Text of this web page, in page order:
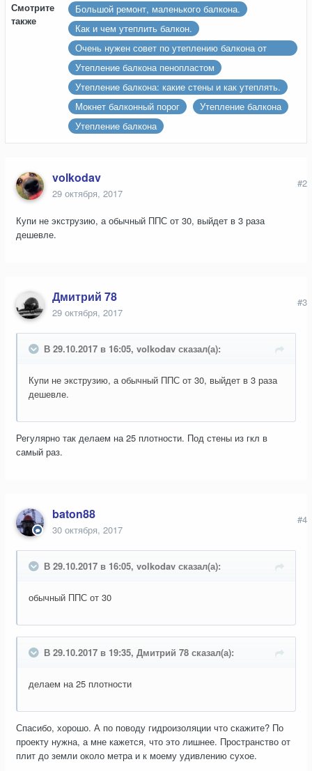
Смотрите
также
Большой ремонт, маленького балкона.
Как и чем утеплить балкон.
Очень нужен совет по утеплению балкона от
опытного человека.
Утепление балкона пенопластом
Утепление балкона: какие стены и как утеплять.
Мокнет балконный порог
Утепление балкона
Утепление балкона
volkodav
29 октября, 2017
#2
Купи не экструзию, а обычный ППС от 30, выйдет в 3 раза
дешевле.
Дмитрий 78
29 октября, 2017
#3
В 29.10.2017 в 16:05, volkodav сказал(а):
Купи не экструзию, а обычный ППС от 30, выйдет в 3 раза
дешевле.
Регулярно так делаем на 25 плотности. Под стены из гкл в
самый раз.
baton88
30 октября, 2017
#4
В 29.10.2017 в 16:05, volkodav сказал(а):
обычный ППС от 30
В 29.10.2017 в 19:35, Дмитрий 78 сказал(а):
делаем на 25 плотности
Спасибо, хорошо. А по поводу гидроизоляции что скажите? По
проекту нужна, а мне кажется, что это лишнее. Пространство от
плит до земли около метра и к моему удивлению сухое.